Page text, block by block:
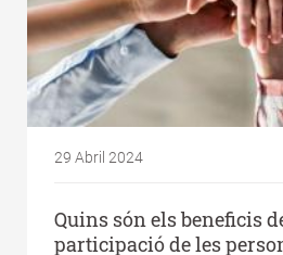
29 Abril 2024
Quins són els beneficis
participació de les